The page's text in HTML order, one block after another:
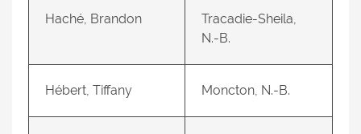
Haché, Brandon
Tracadie-Sheila,
N.-B.
Hébert, Tiffany Moncton, N.-B.